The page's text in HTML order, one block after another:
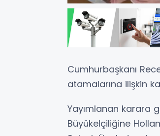
Cumhurbaşkanı
atamalarına ilişkin
Yayımlanan karara
Büyükelçiliğine